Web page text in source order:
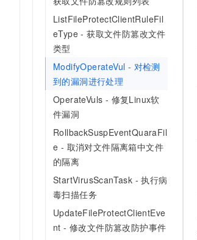
ListFileProtectClientRuleFil
eType - 获取文件防篡改文件
类型
ModifyOperateVul - 对检测
到的漏洞进行处理
OperateVuls - 修复Linux软
件漏洞
RollbackSuspEventQuaraFil
e - 取消对文件隔离箱中文件
的隔离
StartVirusScanTask - 执行病
毒扫描任务
UpdateFileProtectClientEve
nt - 修改文件防篡改防护事件